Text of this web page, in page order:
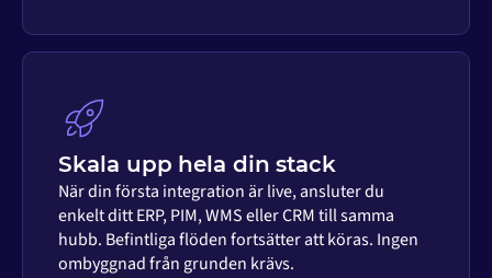
Skala upp hela din stack
När din första integration är live, ansluter du
enkelt ditt ERP, PIM, WMS eller CRM till samma
hubb. Befintliga flöden fortsätter att köras. Ingen
ombyggnad från grunden krävs.